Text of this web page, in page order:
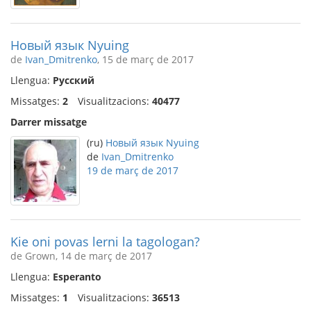
Новый язык Nyuing
de Ivan_Dmitrenko, 15 de març de 2017
Llengua: Русский
Missatges: 2 Visualitzacions: 40477
Darrer missatge
(ru) Новый язык Nyuing
de Ivan_Dmitrenko
19 de març de 2017
Kie oni povas lerni la tagologan?
de Grown, 14 de març de 2017
Llengua: Esperanto
Missatges: 1 Visualitzacions: 36513